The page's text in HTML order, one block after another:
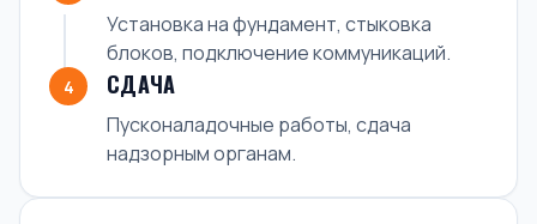
Установка на фундамент, стыковка
блоков, подключение коммуникаций.
4 СДАЧА
Пусконаладочные работы, сдача
надзорным органам.